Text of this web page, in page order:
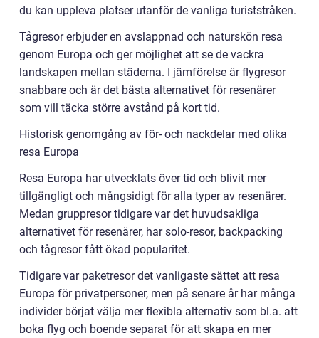
du kan uppleva platser utanför de vanliga turiststråken.
Tågresor erbjuder en avslappnad och naturskön resa
genom Europa och ger möjlighet att se de vackra
landskapen mellan städerna. I jämförelse är flygresor
snabbare och är det bästa alternativet för resenärer
som vill täcka större avstånd på kort tid.
Historisk genomgång av för- och nackdelar med olika
resa Europa
Resa Europa har utvecklats över tid och blivit mer
tillgängligt och mångsidigt för alla typer av resenärer.
Medan gruppresor tidigare var det huvudsakliga
alternativet för resenärer, har solo-resor, backpacking
och tågresor fått ökad popularitet.
Tidigare var paketresor det vanligaste sättet att resa
Europa för privatpersoner, men på senare år har många
individer börjat välja mer flexibla alternativ som bl.a. att
boka flyg och boende separat för att skapa en mer